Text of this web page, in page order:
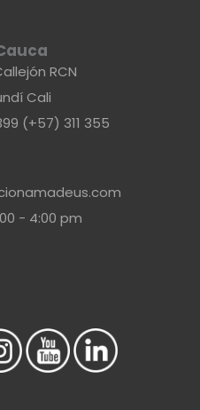
RCN
Cali
(+57) 311 355
- 4:00 pm